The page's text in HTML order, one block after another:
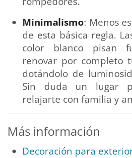
Minimalismo: Menos
de esta básica regla.
color blanco pisan
renovar por completo
dotándolo de
Sin duda un lugar
relajarte con familia y
Más información
Decoración para